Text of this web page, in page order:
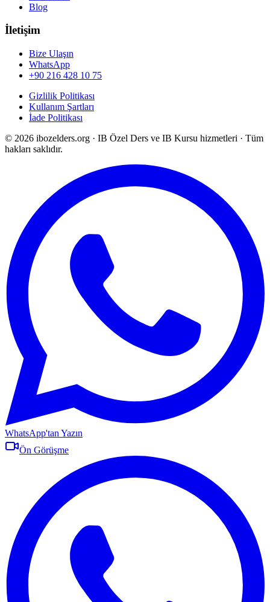
Blog
İletişim
Bize Ulaşın
WhatsApp
+90 216 428 10 75
Gizlilik Politikası
Kullanım Şartları
İade Politikası
© 2026 ibozelders.org · IB Özel Ders ve IB Kursu hizmetleri · Tüm
hakları saklıdır.
WhatsApp'tan Yazın
Ön Görüşme